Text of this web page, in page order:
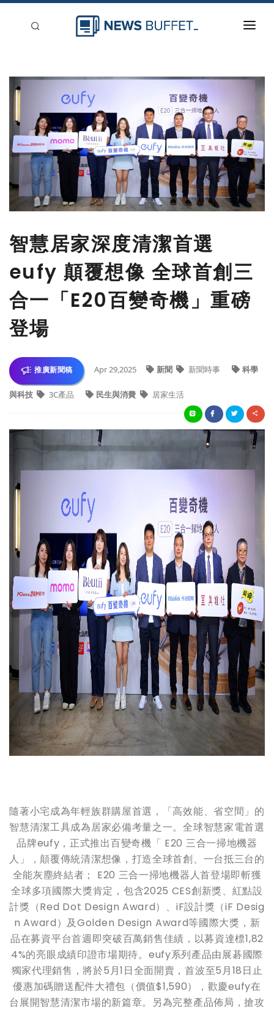
新聞稿分類
刊登
智慧居家深度清潔首選
eufy 顛覆想像 全球首創三
合一「E20百變奇機」重磅
登場
推廣新聞稿 Apr 29,2025 新聞 新聞時事 科學
與科技 3C產品 民生與消費 居家生活
隨著小宅成為年輕族群購屋首選，「高效能、省空間」的
智慧清潔工具成為居家必備考量之一。全球智慧家電首選
品牌eufy，正式推出百變奇機「 E20 三合一掃地機器
人」，顛覆傳統清潔想像，打造全球首創、一台抵三台的
全能灰塵終結者； E20 三合一掃地機器人首登場即斬獲
全球多項國際大獎肯定，包含2025 CES創新獎、紅點設
計獎（Red Dot Design Award）、iF設計獎（iF Desig
n Award）及Golden Design Award等國際大獎，新
品在募資平台首週即突破百萬銷售佳績，以募資達標1,82
4%的亮眼成績印證市場期待。eufy系列產品由展碁國際
獨家代理銷售，將於5月1日全面開賣，首波至5月18日止
優惠加碼贈送配件大禮包（價值$1,590），歡慶eufy在
台展開智慧清潔市場的新篇章。另為完整產品佈局，搶攻